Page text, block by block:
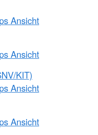
Ansicht
Ansicht
KIT)
Ansicht
Ansicht